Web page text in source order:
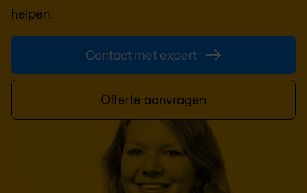
helpen.
Contact met expert
Offerte aanvragen